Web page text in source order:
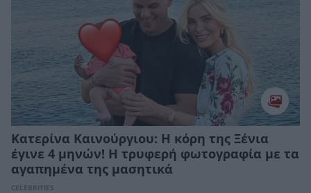
Κατερίνα Καινούργιου: H κόρη της Ξένια
έγινε 4 μηνών! Η τρυφερή φωτογραφία με τα
αγαπημένα της μασητικά
CELEBRITIES